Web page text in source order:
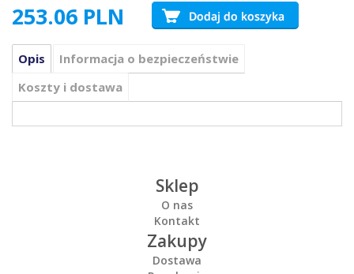
253.06 PLN
Opis
Informacja o bezpieczeństwie
Koszty i dostawa
Sklep
O nas
Kontakt
Zakupy
Dostawa